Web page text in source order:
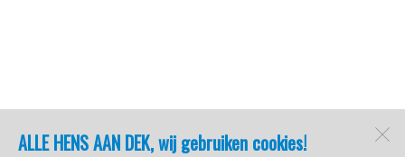
ALLE HENS AAN DEK, wij gebruiken cookies!